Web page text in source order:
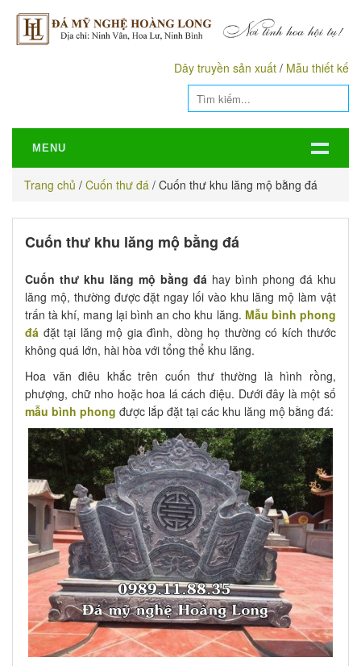
Dây truyền sản xuất / Mẫu thiết kế
MENU
Trang chủ / Cuốn thư đá / Cuốn thư khu lăng mộ bằng đá
Cuốn thư khu lăng mộ bằng đá
Cuốn thư khu lăng mộ bằng đá hay bình phong đá khu
lăng mộ, thường được đặt ngay lối vào khu lăng mộ làm vật
trấn tà khí, mang lại bình an cho khu lăng. Mẫu bình phong
đá đặt tại lăng mộ gia đình, dòng họ thường có kích thước
không quá lớn, hài hòa với tổng thể khu lăng.
Hoa văn điêu khắc trên cuốn thư thường là hình rồng,
phượng, chữ nho hoặc hoa lá cách điệu. Dưới đây là một số
mẫu bình phong được lắp đặt tại các khu lăng mộ bằng đá: